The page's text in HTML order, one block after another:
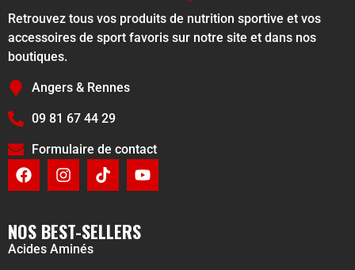
Retrouvez tous vos produits de nutrition sportive et vos
accessoires de sport favoris sur notre site et dans nos
boutiques.
Angers & Rennes
09 81 67 44 29
Formulaire de contact
NOS BEST-SELLERS
Acides Aminés